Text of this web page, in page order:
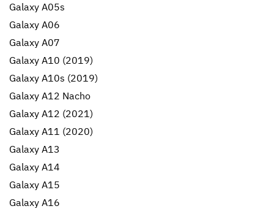
Galaxy A05s
Galaxy A06
Galaxy A07
Galaxy A10 (2019)
Galaxy A10s (2019)
Galaxy A12 Nacho
Galaxy A12 (2021)
Galaxy A11 (2020)
Galaxy A13
Galaxy A14
Galaxy A15
Galaxy A16